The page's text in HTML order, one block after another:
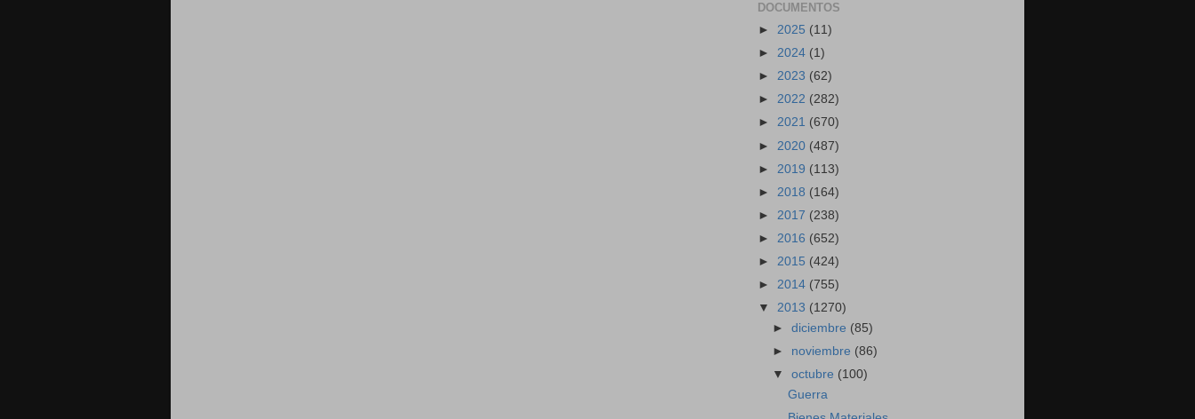
DOCUMENTOS
► 2025 (11)
► 2024 (1)
► 2023 (62)
► 2022 (282)
► 2021 (670)
► 2020 (487)
► 2019 (113)
► 2018 (164)
► 2017 (238)
► 2016 (652)
► 2015 (424)
► 2014 (755)
▼ 2013 (1270)
►diciembre (85)
► noviembre (86)
▼octubre (100)
Guerra